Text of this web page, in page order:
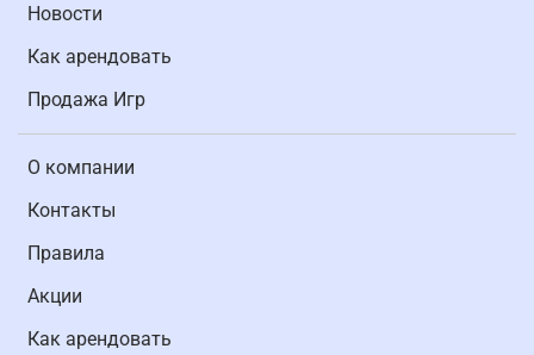
Новости
Как арендовать
Продажа Игр
О компании
Контакты
Правила
Акции
Как арендовать